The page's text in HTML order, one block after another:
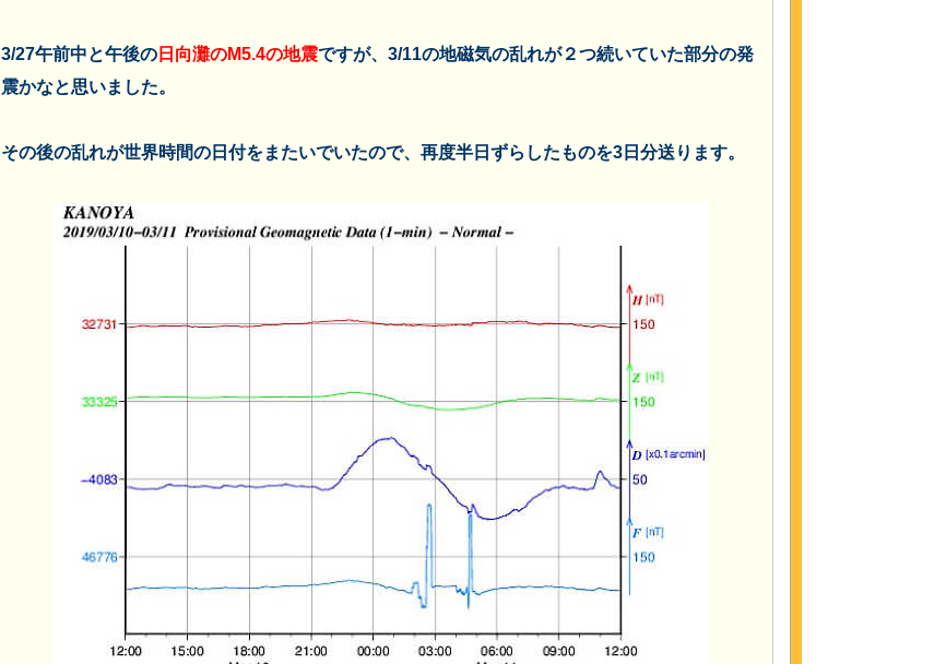
3/27午前中と午後の 日向灘のM5.4の地震ですが、3/11の地磁気の乱れが２つ続いていた部分の発
震かなと思いました。
その後の乱れが世界時間の日付をまたいでいたので、再度半日ずらしたものを3日分送ります。